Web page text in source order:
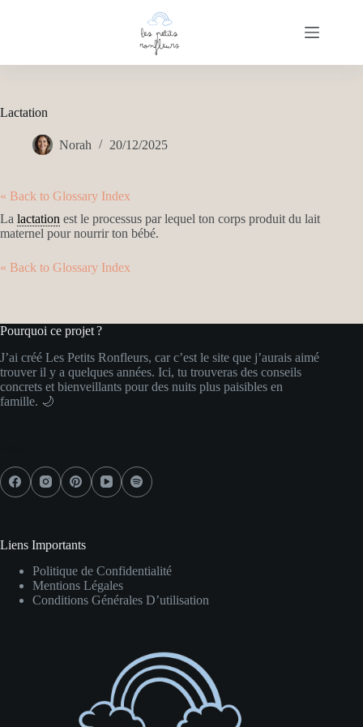
Lactation
Norah 20/12/2025
« Back to Glossary Index
La lactation est le processus par lequel ton corps produit du lait
maternel pour nourrir ton bébé.
« Back to Glossary Index
Pourquoi ce projet ?
J’ai créé Les Petits Ronfleurs, car c’est le site que j’aurais aimé
trouver il y a quelques années. Ici, tu trouveras des conseils
concrets et bienveillants pour des nuits plus paisibles en
famille. 🌙
Liens Importants
Politique de Confidentialité
Mentions Légales
Conditions Générales D’utilisation